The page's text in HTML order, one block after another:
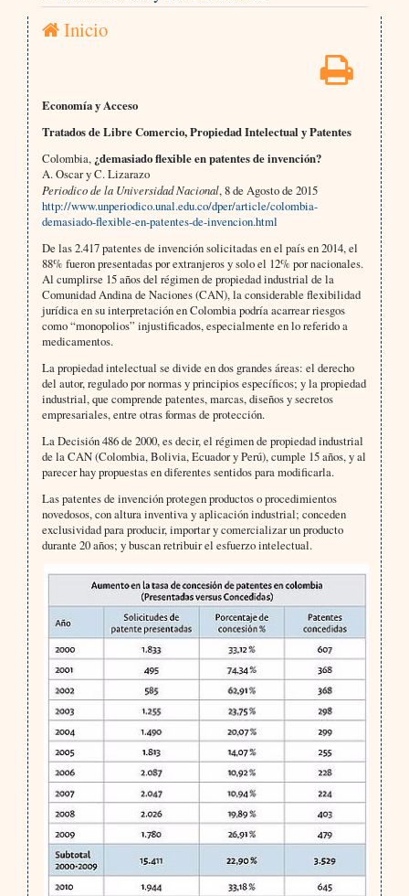
Inicio
Economía y Acceso
Tratados de Libre Comercio, Propiedad Intelectual y Patentes
Colombia,¿demasiado flexible en patentes de invención?
A. Oscar y C. Lizarazo
Periodico de la Universidad Nacional, 8 de Agosto de 2015
http://www.unperiodico.unal.edu.co/dper/article/colombia-
demasiado-flexible-en-patentes-de-invencion.html
De las 2.417 patentes de invención solicitadas en el país en 2014, el
88% fueron presentadas por extranjeros y solo el 12% por nacionales.
Al cumplirse 15 años del régimen de propiedad industrial de la
Comunidad Andina de Naciones (CAN), la considerable flexibilidad
jurídica en su interpretación en Colombia podría acarrear riesgos
como “monopolios” injustificados, especialmente en lo referido a
medicamentos.
La propiedad intelectual se divide en dos grandes áreas: el derecho
del autor, regulado por normas y principios específicos; y la propiedad
industrial, que comprende patentes, marcas, diseños y secretos
empresariales, entre otras formas de protección.
La Decisión 486 de 2000, es decir, el régimen de propiedad industrial
de la CAN (Colombia, Bolivia, Ecuador y Perú), cumple 15 años, y al
parecer hay propuestas en diferentes sentidos para modificarla.
Las patentes de invención protegen productos o procedimientos
novedosos, con altura inventiva y aplicación industrial; conceden
exclusividad para producir, importar y comercializar un producto
durante 20 años; y buscan retribuir el esfuerzo intelectual.